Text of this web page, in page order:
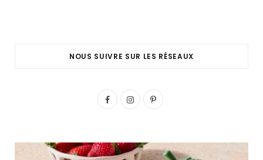
NOUS SUIVRE SUR LES RÉSEAUX
F
I
P